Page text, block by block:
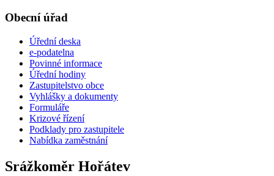
Obecní úřad
Úřední deska
e-podatelna
Povinné informace
Úřední hodiny
Zastupitelstvo obce
Vyhlášky a dokumenty
Formuláře
Krizové řízení
Podklady pro zastupitele
Nabídka zaměstnání
Srážkoměr Hořátev